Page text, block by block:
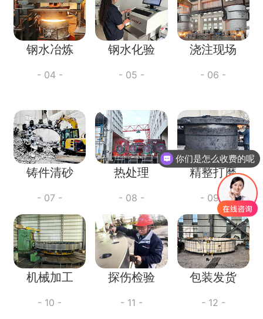
钢水冶炼
- 04 -
钢水化验
- 05 -
浇注现场
- 06 -
包装发货
- 12 -
探伤检验
- 11 -
机械加工
- 10 -
精整打磨
- 09 -
热处理
- 08 -
铸件清砂
- 07 -
你们是怎么收费的呢